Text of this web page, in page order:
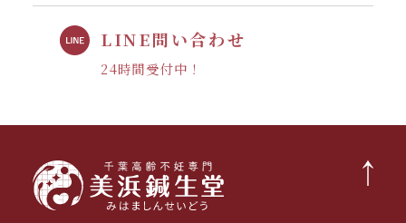
LINE問い合わせ
24時間受付中！